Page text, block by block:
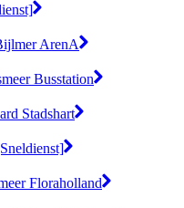
ArenA
Busstation
Stadshart
Floraholland